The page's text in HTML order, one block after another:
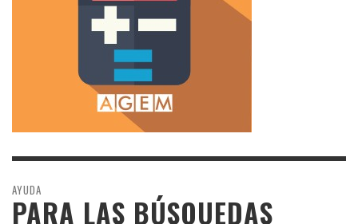
AYUDA
PARA LAS BÚSQUEDAS